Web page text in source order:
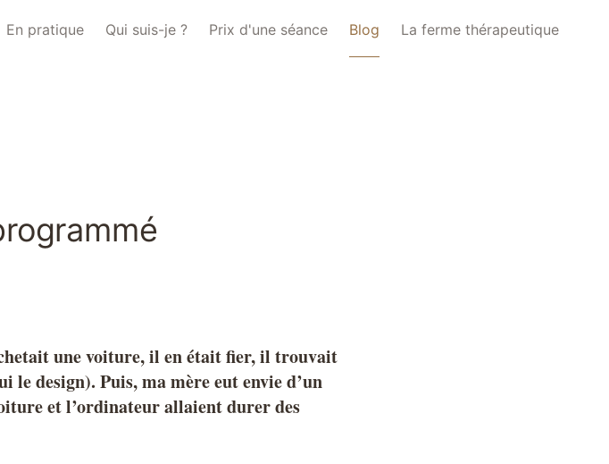
En pratique Qui suis-je ? Prix d'une séance Blog La ferme thérapeutique
une voiture, il en était fier, il trouvait
design). Puis, ma mère eut envie d’un
et l’ordinateur allaient durer des